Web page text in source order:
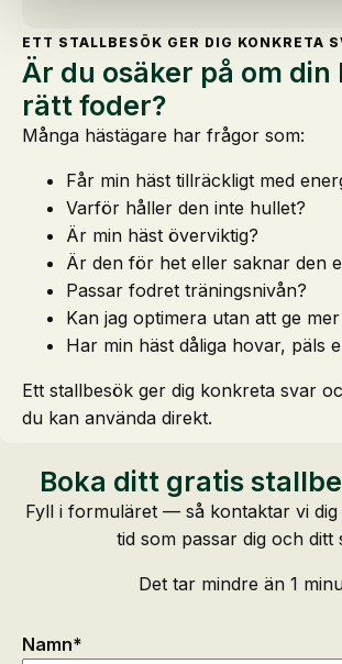
ETT STALLBESÖK GER DIG KONKRETA
Är du osäker på om din
rätt foder?
Många hästägare har frågor som:
Får min häst tillräckligt med
Varför håller den inte hullet?
Är min häst överviktig?
Är den för het eller saknar den
Passar fodret träningsnivån?
Kan jag optimera utan att ge
Har min häst dåliga hovar, päls
Ett stallbesök ger dig konkreta svar
du kan använda direkt.
Boka ditt gratis
Fyll i formuläret — så kontaktar vi
tid som passar dig och ditt
Det tar mindre än 1
Namn*